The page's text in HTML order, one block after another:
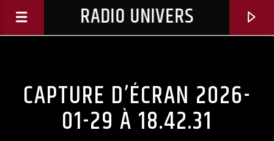
RADIO UNIVERS
CAPTURE D’ÉCRAN 2026-
01-29 À 18.42.31